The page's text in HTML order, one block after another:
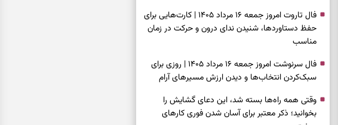
فال تاروت امروز جمعه ۱۶ مرداد ۱۴۰۵ | کارت‌هایی برای
حفظ دستاوردها، شنیدن ندای درون و حرکت در زمان
مناسب
فال سرنوشت امروز جمعه ۱۶ مرداد ۱۴۰۵ | روزی برای
سبک‌کردن انتخاب‌ها و دیدن ارزش مسیرهای آرام
وقتی همه راه‌ها بسته شد، این دعای گشایش را
بخوانید؛ ذکر معتبر برای آسان شدن فوری کارهای